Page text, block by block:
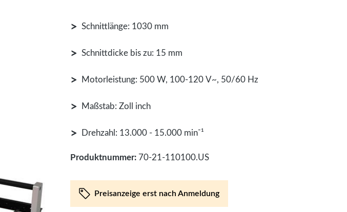
> Schnittlänge: 1030 mm
> Schnittdicke bis zu: 15 mm
> Motorleistung: 500 W, 100-120 V~, 50/60 Hz
> Maßstab: Zoll inch
> Drehzahl: 13.000 - 15.000 min⁻¹
Produktnummer: 70-21-110100.US
Preisanzeige erst nach Anmeldung